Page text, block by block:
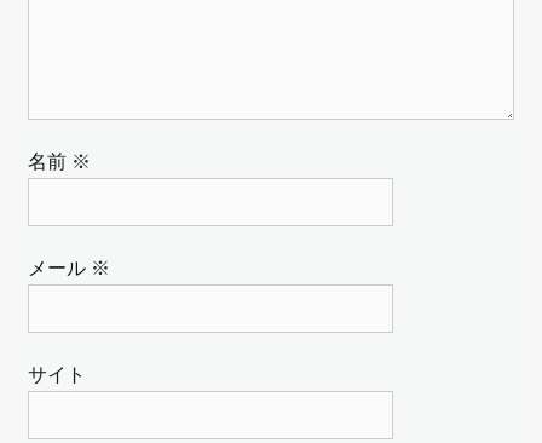
名前 ※
メール ※
サイト